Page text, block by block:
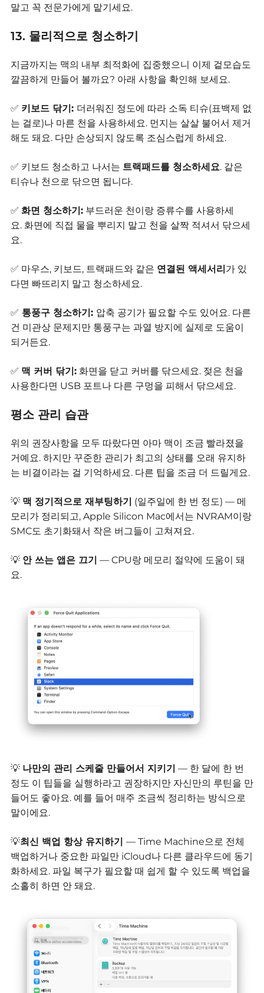
말고 꼭 전문가에게 맡기세요.
13. 물리적으로 청소하기
지금까지는 맥의 내부 최적화에 집중했으니 이제 겉모습도
깔끔하게 만들어 볼까요? 아래 사항을 확인해 보세요.
✅ 키보드 닦기: 더러워진 정도에 따라 소독 티슈(표백제 없
는 걸로)나 마른 천을 사용하세요. 먼지는 살살 불어서 제거
해도 돼요. 다만 손상되지 않도록 조심스럽게 하세요.
✅ 키보드 청소하고 나서는 트랙패드를 청소하세요. 같은
티슈나 천으로 닦으면 됩니다.
✅ 화면 청소하기: 부드러운 천이랑 증류수를 사용하세
요. 화면에 직접 물을 뿌리지 말고 천을 살짝 적셔서 닦으세
요.
✅ 마우스, 키보드, 트랙패드와 같은 연결된 액세서리가 있
다면 빠뜨리지 말고 청소하세요.
✅ 통풍구 청소하기: 압축 공기가 필요할 수도 있어요. 다른
건 미관상 문제지만 통풍구는 과열 방지에 실제로 도움이
되거든요.
✅ 맥 커버 닦기: 화면을 닫고 커버를 닦으세요. 젖은 천을
사용한다면 USB 포트나 다른 구멍을 피해서 닦으세요.
평소 관리 습관
위의 권장사항을 모두 따랐다면 아마 맥이 조금 빨라졌을
거예요. 하지만 꾸준한 관리가 최고의 상태를 오래 유지하
는 비결이라는 걸 기억하세요. 다른 팁을 조금 더 드릴게요.
💡 맥 정기적으로 재부팅하기 (일주일에 한 번 정도) — 메
모리가 정리되고, Apple Silicon Mac에서는 NVRAM이랑
SMC도 초기화돼서 작은 버그들이 고쳐져요.
💡 안 쓰는 앱은 끄기 — CPU랑 메모리 절약에 도움이 돼
요.
💡 나만의 관리 스케줄 만들어서 지키기 — 한 달에 한 번
정도 이 팁들을 실행하라고 권장하지만 자신만의 루틴을 만
들어도 좋아요. 예를 들어 매주 조금씩 정리하는 방식으로
말이에요.
💡최신 백업 항상 유지하기 — Time Machine으로 전체
백업하거나 중요한 파일만 iCloud나 다른 클라우드에 동기
화하세요. 파일 복구가 필요할 때 쉽게 할 수 있도록 백업을
소홀히 하면 안 돼요.